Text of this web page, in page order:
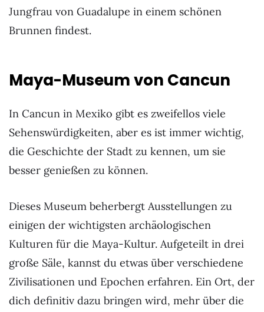
Jungfrau von Guadalupe in einem schönen
Brunnen findest.
Maya-Museum von Cancun
In Cancun in Mexiko gibt es zweifellos viele
Sehenswürdigkeiten, aber es ist immer wichtig,
die Geschichte der Stadt zu kennen, um sie
besser genießen zu können.
Dieses Museum beherbergt Ausstellungen zu
einigen der wichtigsten archäologischen
Kulturen für die Maya-Kultur. Aufgeteilt in drei
große Säle, kannst du etwas über verschiedene
Zivilisationen und Epochen erfahren. Ein Ort, der
dich definitiv dazu bringen wird, mehr über die